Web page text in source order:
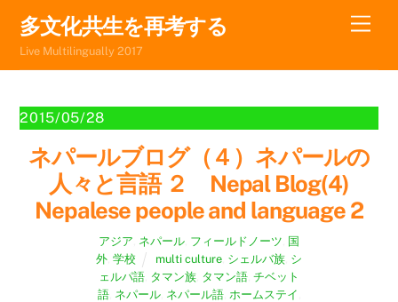
content
多文化共生を再考する
Live Multilingually 2017
2015/05/28
ネパールブログ（４）ネパールの
人々と言語 ２ Nepal Blog(4)
Nepalese people and language 2
アジア ネパール フィールドノーツ 国
外, 学校 multi culture シェルバ族 シ
ェルパ語 タマン族 タマン語 チベット
語, ネパール, ネパール語, ホームステイ